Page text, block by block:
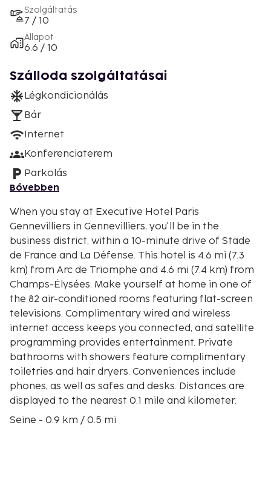
Szolgáltatás
7 / 10
Állapot
6.6 / 10
Szálloda szolgáltatásai
Légkondicionálás
Bár
Internet
Konferenciaterem
Parkolás
Bővebben
When you stay at Executive Hotel Paris
Gennevilliers in Gennevilliers, you'll be in the
business district, within a 10-minute drive of Stade
de France and La Défense. This hotel is 4.6 mi (7.3
km) from Arc de Triomphe and 4.6 mi (7.4 km) from
Champs-Élysées. Make yourself at home in one of
the 82 air-conditioned rooms featuring flat-screen
televisions. Complimentary wired and wireless
internet access keeps you connected, and satellite
programming provides entertainment. Private
bathrooms with showers feature complimentary
toiletries and hair dryers. Conveniences include
phones, as well as safes and desks. Distances are
displayed to the nearest 0.1 mile and kilometer.
Seine - 0.9 km / 0.5 mi